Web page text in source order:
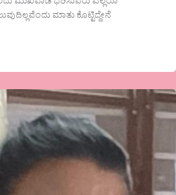
ಮುಖವಾಡ ಧರಿಸುವರು ಎಲ್ಲರೂ
ಮಾತು ಕೊಟ್ಟಿದ್ದೇನೆ